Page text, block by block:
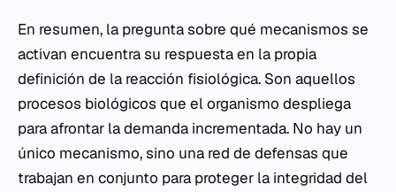
En resumen, la pregunta sobre qué mecanismos se
activan encuentra su respuesta en la propia
definición de la reacción fisiológica. Son aquellos
procesos biológicos que el organismo despliega
para afrontar la demanda incrementada. No hay un
único mecanismo, sino una red de defensas que
trabajan en conjunto para proteger la integridad del